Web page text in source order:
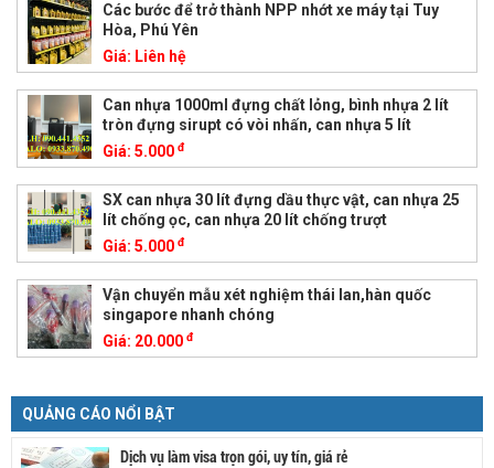
Các bước để trở thành NPP nhớt xe máy tại Tuy
Hòa, Phú Yên
Giá: Liên hệ
Can nhựa 1000ml đựng chất lỏng, bình nhựa 2 lít
tròn đựng sirupt có vòi nhấn, can nhựa 5 lít
Giá: 5.000 đ
SX can nhựa 30 lít đựng dầu thực vật, can nhựa 25
lít chống ọc, can nhựa 20 lít chống trượt
Giá: 5.000 đ
Vận chuyển mẫu xét nghiệm thái lan,hàn quốc
singapore nhanh chóng
Giá: 20.000 đ
QUẢNG CÁO NỔI BẬT
Dịch vụ làm visa trọn gói, uy tín, giá rẻ